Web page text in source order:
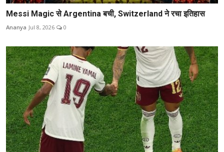
Messi Magic से Argentina बची, Switzerland ने रचा इतिहास
Ananya Jul 8, 2026 0